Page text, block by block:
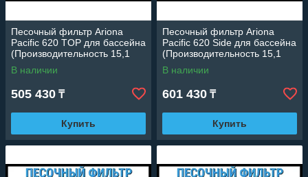
Песочный фильтр Ariona
Pacific 620 TOP для бассейна
(Производительность 15,1
м3/ч, песок 150 кг)
В наличии
505 430 ₸
Купить
Песочный фильтр Ariona
Pacific 620 Side для бассейна
(Производительность 15,1
м3/ч, песок 150 кг.)
В наличии
601 430 ₸
Купить